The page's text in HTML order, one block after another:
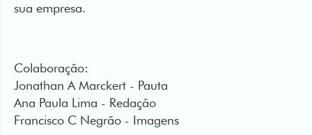
sua empresa.
Colaboração:
Jonathan A Marckert - Pauta
Ana Paula Lima - Redação
Francisco C Negrão - Imagens